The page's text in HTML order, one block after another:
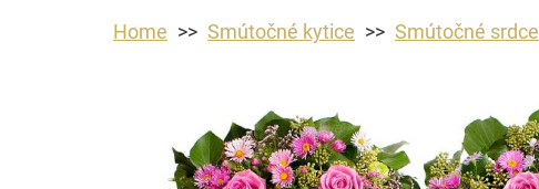
Home Smútočné kytice Smútočné srdce